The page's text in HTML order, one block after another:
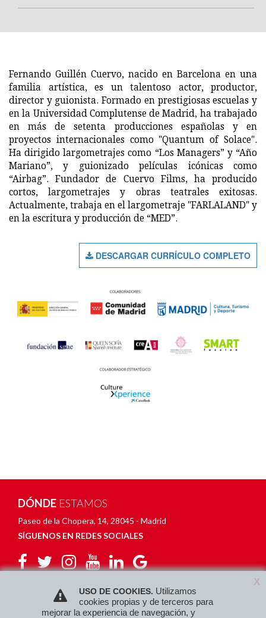
X
USO DE COOKIES. Utilizamos
cookies propias y de terceros para
mejorar la experiencia de navegación, y
X
USO DE COOKIES. Utilizamos
cookies propias y de terceros para
mejorar la experiencia de navegación, y
Fernando Guillén Cuervo, nacido en Barcelona en una
familia artística, es un talentoso actor, productor,
director y guionista. Formado en prestigiosas escuelas y
en la Universidad Complutense de Madrid, ha trabajado
en más de setenta producciones españolas y en
proyectos internacionales como "Quantum of Solace".
Ha dirigido largometrajes como “Los Managers” y “Año
Mariano”, y guionizado películas icónicas como
“Airbag”. Fundador de Cuervo Films, ha producido
cortos, largometrajes y obras teatrales exitosas.
Actualmente, trabaja en el largometraje "FARLALAND" y
en la escritura y producción de “MED”.
DESCARGAR CURRÍCULO COMPLETO
DÓNDE ESTAMOS
Paseo de la Chopera, 14, 28045 - Madrid
SÍGUENOS EN REDES SOCIALES